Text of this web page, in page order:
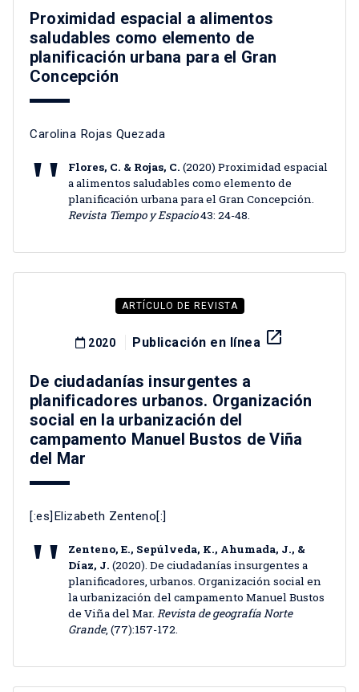
Proximidad espacial a alimentos
saludables como elemento de
planificación urbana para el Gran
Concepción
Carolina Rojas Quezada
Flores, C. & Rojas, C. (2020) Proximidad espacial
a alimentos saludables como elemento de
planificación urbana para el Gran Concepción.
Revista Tiempo y Espacio43: 24-48.
ARTÍCULO DE REVISTA
2020 Publicación en línea launch
De ciudadanías insurgentes a
planificadores urbanos. Organización
social en la urbanización del
campamento Manuel Bustos de Viña
del Mar
[:es]Elizabeth Zenteno[:]
Zenteno, E., Sepúlveda, K., Ahumada, J., &
Díaz, J. (2020). De ciudadanías insurgentes a
planificadores, urbanos. Organización social en
la urbanización del campamento Manuel Bustos
de Viña del Mar. Revista de geografía Norte
Grande, (77):157-172.